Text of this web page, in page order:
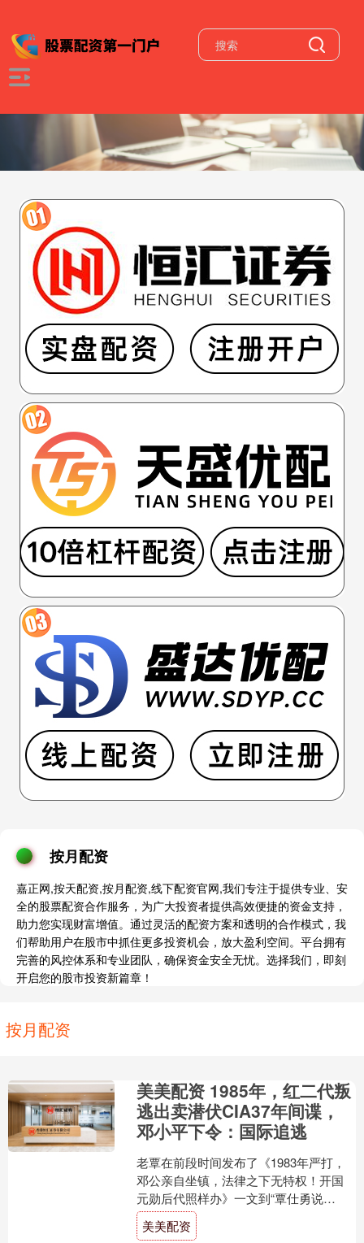
按月配资
嘉正网,按天配资,按月配资,线下配资官网,我们专注于提供专业、安
全的股票配资合作服务，为广大投资者提供高效便捷的资金支持，
助力您实现财富增值。通过灵活的配资方案和透明的合作模式，我
们帮助用户在股市中抓住更多投资机会，放大盈利空间。平台拥有
完善的风控体系和专业团队，确保资金安全无忧。选择我们，即刻
开启您的股市投资新篇章！
按月配资
美美配资 1985年，红二代叛
逃出卖潜伏CIA37年间谍，
邓小平下令：国际追逃
老覃在前段时间发布了《1983年严打，
邓公亲自坐镇，法律之下无特权！开国
元勋后代照样办》一文到“覃仕勇说
史”上，文中讲到，上世纪八十年代初，
我国改革开放正式起步....
美美配资